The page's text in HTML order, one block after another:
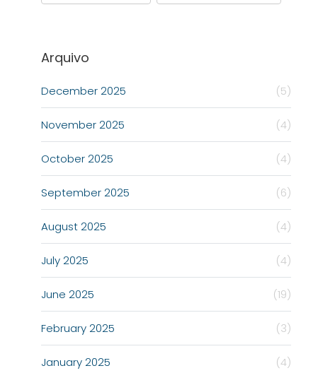
Arquivo
December 2025 (5)
November 2025 (4)
October 2025 (4)
September 2025 (6)
August 2025 (4)
July 2025 (4)
June 2025 (19)
February 2025 (3)
January 2025 (4)